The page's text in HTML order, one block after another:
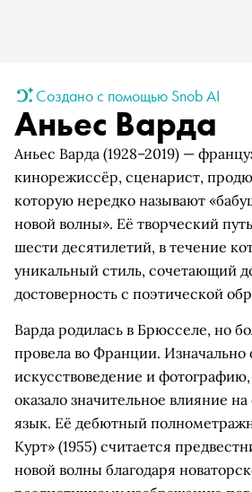
Создано с помощью Snob AI
Аньес Варда
Аньес Варда (1928–2019) —
кинорежиссёр, сценарист,
которую нередко называют
новой волны». Её творческий
шести десятилетий, в течение
уникальный стиль, сочетающий
достоверность с поэтической
Варда родилась в Брюсселе, но
провела во Франции. Изначально
искусствоведение и
оказало значительное влияние
язык. Её дебютный
Курт» (1955) считается
новой волны благодаря